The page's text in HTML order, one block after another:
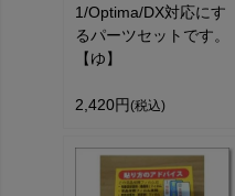
1/Optima/DX対応にす
るパーツセットです。
【ゆ】
2,420円(税込)